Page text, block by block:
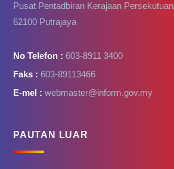
Pusat Pentadbiran Kerajaan Persekutuan
62100 Putrajaya
No Telefon : 603-8911 3400
Faks : 603-89113466
E-mel : webmaster@inform.gov.my
PAUTAN LUAR